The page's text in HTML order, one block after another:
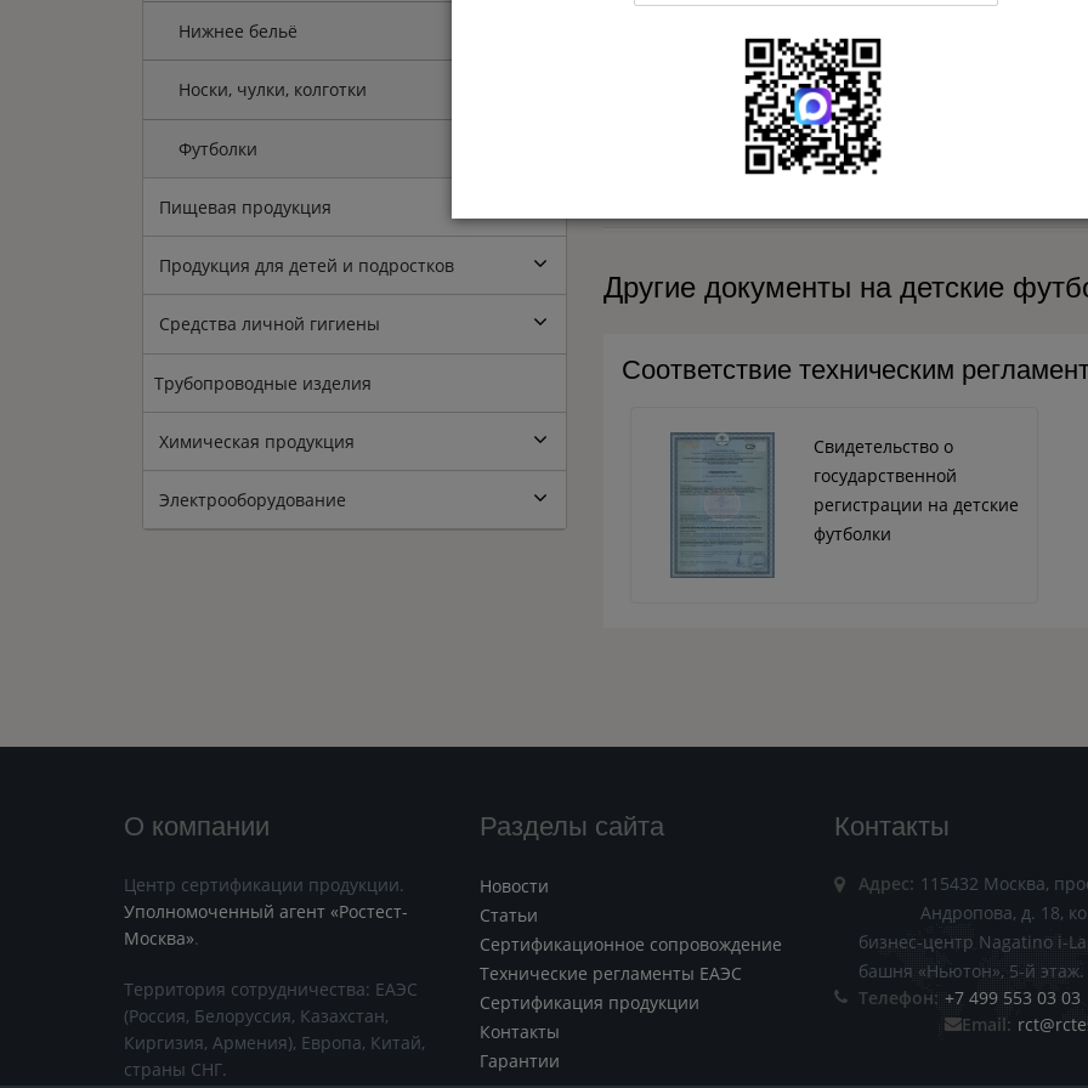
Нижнее бельё
Носки, чулки, колготки
Футболки
Пищевая продукция
Продукция для детей и подростков
Средства личной гигиены
Трубопроводные изделия
Химическая продукция
Электрооборудование
Оформляем сертификат
Оказываем поддержку после оформления
Другие документы на детские
Соответствие техническим
Свидетельство о
государственной
регистрации на детские
футболки
О компании
Центр сертификации продукции.
Уполномоченный агент «Ростест-
Москва».
Территория сотрудничества: ЕАЭС
(Россия, Белоруссия, Казахстан,
Киргизия, Армения), Европа, Китай,
страны СНГ.
Разделы сайта
Новости
Статьи
Сертификационное сопровождение
Технические регламенты ЕАЭС
Сертификация продукции
Контакты
Гарантии
Контакты
Адрес: 115432 Москва,
Андропова, д. 18,
бизнес-центр Nagatino i-
башня «Ньютон», 5-й этаж.
Телефон: +7 499 553 03 03
Email: